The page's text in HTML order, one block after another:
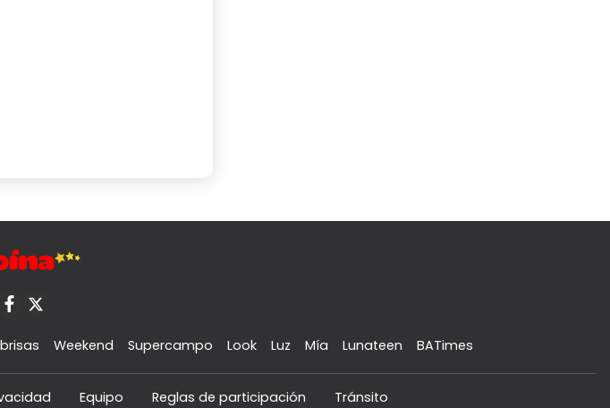
Weekend Supercampo Look Luz Mía Lunateen BATimes
Equipo Reglas de participación Tránsito